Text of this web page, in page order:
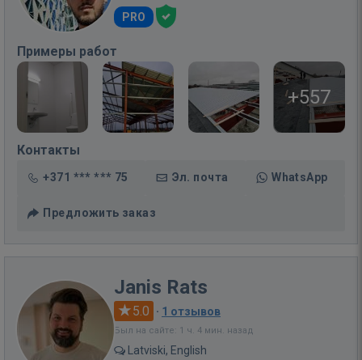
PRO
Примеры работ
+557
Контакты
+371 *** *** 75 Эл. почта WhatsApp
Предложить заказ
Janis Rats
5.0 · 1 отзывов
Был на сайте: 1 ч. 4 мин. назад
Latviski, English